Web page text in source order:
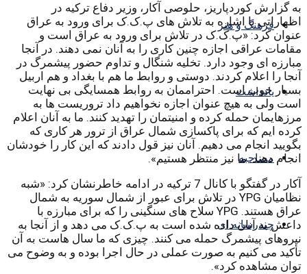
فرهنگ و هنر
یادداشت
مصاحبه
چندرسانه ای
به گزارش کوردپاریز، حلوصی آکار، وزیر دفاع ترکیه در
اظهاراتی با اشاره به تلاش های پ.ک.ک برای ورود به عراق
عنوان کرد: «پ.ک.ک در تلاش برای ورود به عراق است و
مقامات عراقی اجازه چنین کاری را به آنان نمی دهند. در آنجا
مبارزه ای وجود دارد. تخلیه شنگال و تداوم حضور پیشمرگ در
آنجا را اعلام کردند. دوستی و روابط ما هم با بغداد و هم اربیل
بسیار خوب است. احتراممان به روابط همسایگی بی نهایت
است ولی به هیچ عنوان اجازه نخواهیم داد تروریست ها به
مرزهایمان حمله کرده و امنیتمان را تهدید کنند. ما به آنان اعلام
کرده ایم که برای پاکسازی شمال عراق از ترور هر کاری که
بگویید انجام می دهیم. آنان نیز قول دادند که این کار را خودشان
انجام دهند. ما نیز منتظر هستیم».
آکار در گفتگو با کانال 7 ترکیه در ادامه خاطرنشان کرد: «شبه
نظامیان YPG در تلاش برای عبور از شمال سوریه به شمال
عراق هستند. YPG سلاح های سنگینی را که برای مبارزه با
داعش به آنان داده شده است به پ.ک.ک می دهد و از آنجا به
نیروهای پیشمرگ حمله می کنند. چیزی که ما سال هاست به آن
تأکید می کنیم به صورت عملی در حال اجرا بوده و به وضوح می
توان مشاهده کرد».